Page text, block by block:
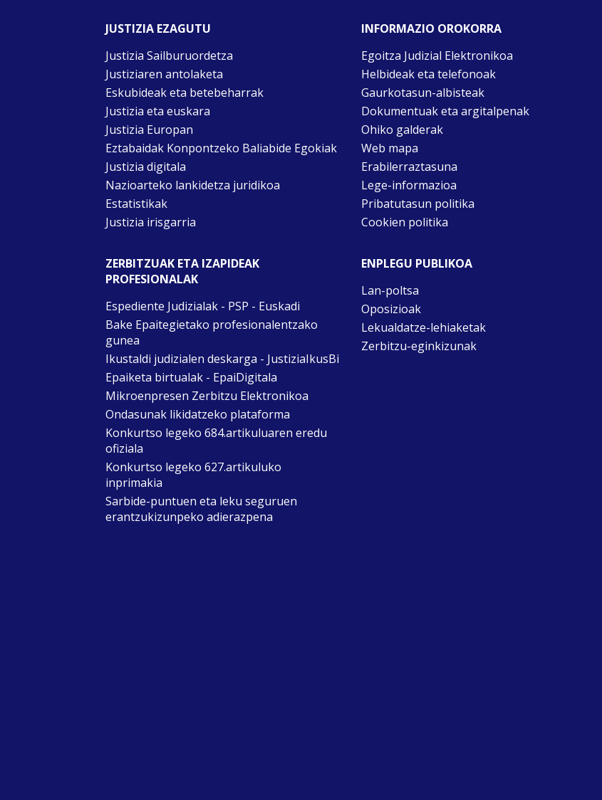
JUSTIZIA EZAGUTU
Justizia Sailburuordetza
Justiziaren antolaketa
Eskubideak eta betebeharrak
Justizia eta euskara
Justizia Europan
Eztabaidak Konpontzeko Baliabide Egokiak
Justizia digitala
Nazioarteko lankidetza juridikoa
Estatistikak
Justizia irisgarria
INFORMAZIO OROKORRA
Egoitza Judizial Elektronikoa
Helbideak eta telefonoak
Gaurkotasun-albisteak
Dokumentuak eta argitalpenak
Ohiko galderak
Web mapa
Erabilerraztasuna
Lege-informazioa
Pribatutasun politika
Cookien politika
ZERBITZUAK ETA IZAPIDEAK
PROFESIONALAK
Espediente Judizialak - PSP - Euskadi
Bake Epaitegietako profesionalentzako
gunea
Ikustaldi judizialen deskarga - JustiziaIkusBi
Epaiketa birtualak - EpaiDigitala
Mikroenpresen Zerbitzu Elektronikoa
Ondasunak likidatzeko plataforma
Konkurtso legeko 684.artikuluaren eredu
ofiziala
Konkurtso legeko 627.artikuluko
inprimakia
Sarbide-puntuen eta leku seguruen
erantzukizunpeko adierazpena
ENPLEGU PUBLIKOA
Lan-poltsa
Oposizioak
Lekualdatze-lehiaketak
Zerbitzu-eginkizunak